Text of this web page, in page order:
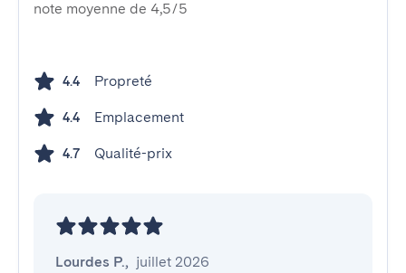
note moyenne de 4,5/5
4.4 Propreté
4.4 Emplacement
4.7 Qualité-prix
Lourdes P., juillet 2026